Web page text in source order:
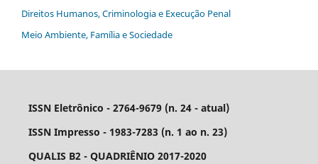
Direitos Humanos, Criminologia e Execução Penal
Meio Ambiente, Família e Sociedade
ISSN Eletrônico - 2764-9679 (n. 24 - atual)
ISSN Impresso - 1983-7283 (n. 1 ao n. 23)
QUALIS B2 - QUADRIÊNIO 2017-2020